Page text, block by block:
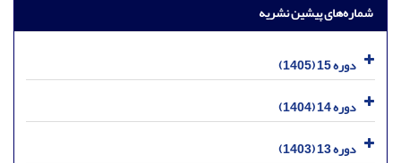
شماره‌های پیشین نشریه
دوره 15 (1405)
دوره 14 (1404)
دوره 13 (1403)